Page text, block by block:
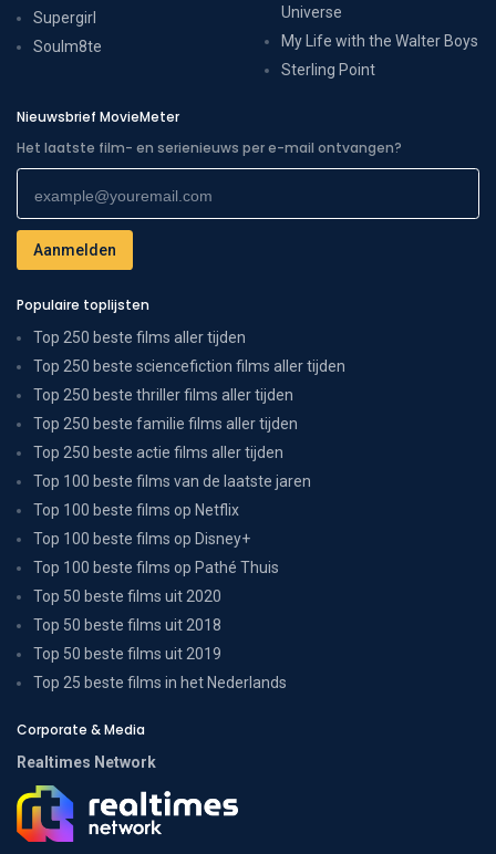
Supergirl
Soulm8te
Universe
My Life with the Walter Boys
Sterling Point
Nieuwsbrief MovieMeter
Het laatste film- en serienieuws per e-mail ontvangen?
Populaire toplijsten
Top 250 beste films aller tijden
Top 250 beste sciencefiction films aller tijden
Top 250 beste thriller films aller tijden
Top 250 beste familie films aller tijden
Top 250 beste actie films aller tijden
Top 100 beste films van de laatste jaren
Top 100 beste films op Netflix
Top 100 beste films op Disney+
Top 100 beste films op Pathé Thuis
Top 50 beste films uit 2020
Top 50 beste films uit 2018
Top 50 beste films uit 2019
Top 25 beste films in het Nederlands
Corporate & Media
Realtimes Network